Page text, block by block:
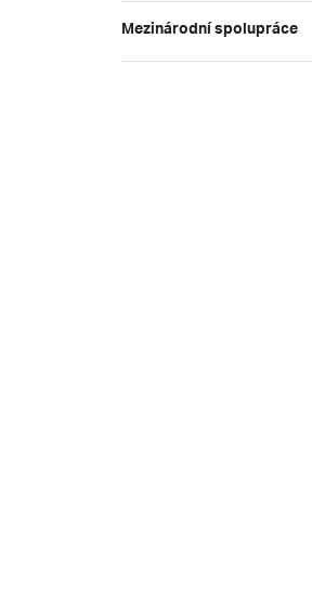
Mezinárodní spolupráce